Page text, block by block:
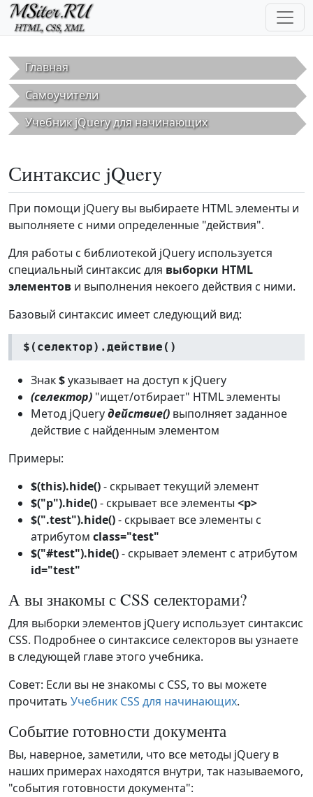
Перейти к основному содержанию
Главная
Самоучители
Учебник jQuery для начинающих
Синтаксис jQuery
При помощи jQuery вы выбираете HTML элементы и
выполняете с ними определенные "действия".
Для работы с библиотекой jQuery используется
специальный синтаксис для выборки HTML
элементов и выполнения некоего действия с ними.
Базовый синтаксис имеет следующий вид:
$(селектор).действие()
Знак$указывает на доступ к jQuery
(селектор) "ищет/отбирает" HTML элементы
Метод jQueryдействие() выполняет заданное
действие с найденным элементом
Примеры:
$(this).hide()- скрывает текущий элемент
$("p").hide()- скрывает все элементы <p>
$(".test").hide()- скрывает все элементы с
атрибутом class="test"
$("#test").hide()- скрывает элемент с атрибутом
id="test"
А вы знакомы с CSS селекторами?
Для выборки элементов jQuery использует синтаксис
CSS. Подробнее о синтаксисе селекторов вы узнаете
в следующей главе этого учебника.
Совет: Если вы не знакомы с CSS, то вы можете
прочитать Учебник CSS для начинающих.
Событие готовности документа
Вы, наверное, заметили, что все методы jQuery в
наших примерах находятся внутри, так называемого,
"события готовности документа":